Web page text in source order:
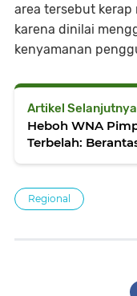
area tersebut kerap
karena dinilai
kenyamanan
Artikel Selanjutnya
Heboh WNA
Terbelah:
Regional